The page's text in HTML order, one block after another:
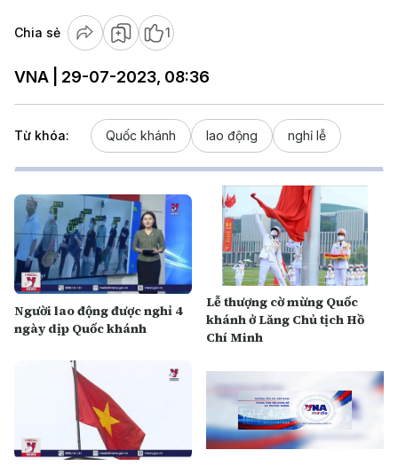
Chia sẻ 1
VNA | 29-07-2023, 08:36
Từ khóa: Quốc khánh lao động nghỉ lễ
Người lao động được nghỉ 4
ngày dịp Quốc khánh
Lễ thượng cờ mừng Quốc
khánh ở Lăng Chủ tịch Hồ
Chí Minh